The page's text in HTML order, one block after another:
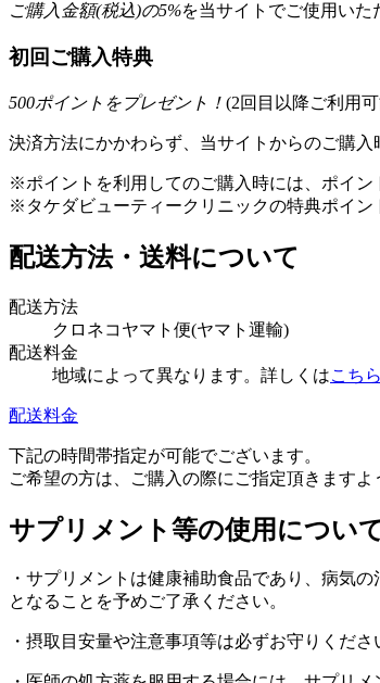
ご購入金額(税込)の5%を当サイトでご使用いた
初回ご購入特典
500ポイントをプレゼント！ (2回目以降ご利用
決済方法にかかわらず、当サイトからのご購入
※ポイントを利用してのご購入時には、ポイン
※タケダビューティークリニックの特典ポイン
配送方法・送料について
配送方法
クロネコヤマト便(ヤマト運輸)
配送料金
地域によって異なります。詳しくはこちら
配送料金
下記の時間帯指定が可能でございます。
ご希望の方は、ご購入の際にご指定頂きますよ
サプリメント等の使用につい
・サプリメントは健康補助食品であり、病気
となることを予めご了承ください。
・摂取目安量や注意事項等は必ずお守りくださ